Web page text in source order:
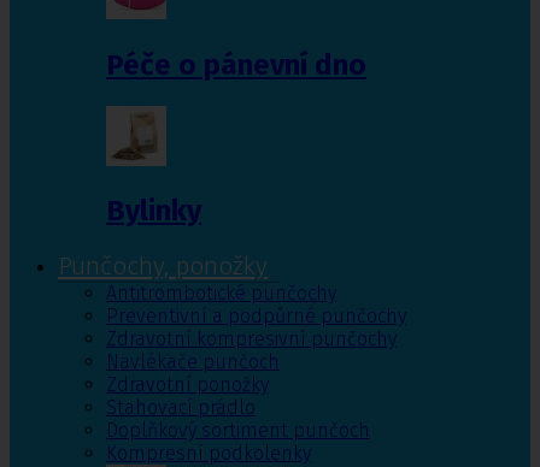
Péče o pánevní dno
Bylinky
Punčochy, ponožky
Antitrombotické punčochy
Preventivní a podpůrné punčochy
Zdravotní kompresivní punčochy
Navlékače punčoch
Zdravotní ponožky
Stahovací prádlo
Doplňkový sortiment punčoch
Kompresní podkolenky